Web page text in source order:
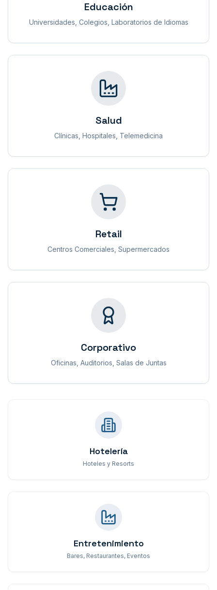
Educación
Universidades, Colegios, Laboratorios de Idiomas
Salud
Clínicas, Hospitales, Telemedicina
Retail
Centros Comerciales, Supermercados
Corporativo
Oficinas, Auditorios, Salas de Juntas
Hotelería
Hoteles y Resorts
Entretenimiento
Bares, Restaurantes, Eventos